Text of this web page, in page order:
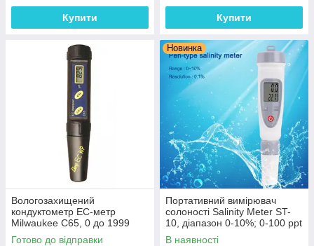
Купити Купити
Вологозахищений
кондуктометр ЕС-метр
Milwaukee С65, 0 до 1999
μS/cm, ±2%, ATC, Угорщина
Готово до відправки
Новинка
Портативний вимірювач
солоності Salinity Meter ST-
10, діапазон 0-10%; 0-100 ppt
В наявності